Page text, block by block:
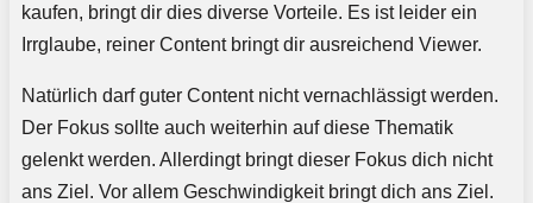
kaufen, bringt dir dies diverse Vorteile. Es ist leider ein
Irrglaube, reiner Content bringt dir ausreichend Viewer.
Natürlich darf guter Content nicht vernachlässigt werden.
Der Fokus sollte auch weiterhin auf diese Thematik
gelenkt werden. Allerdingt bringt dieser Fokus dich nicht
ans Ziel. Vor allem Geschwindigkeit bringt dich ans Ziel.